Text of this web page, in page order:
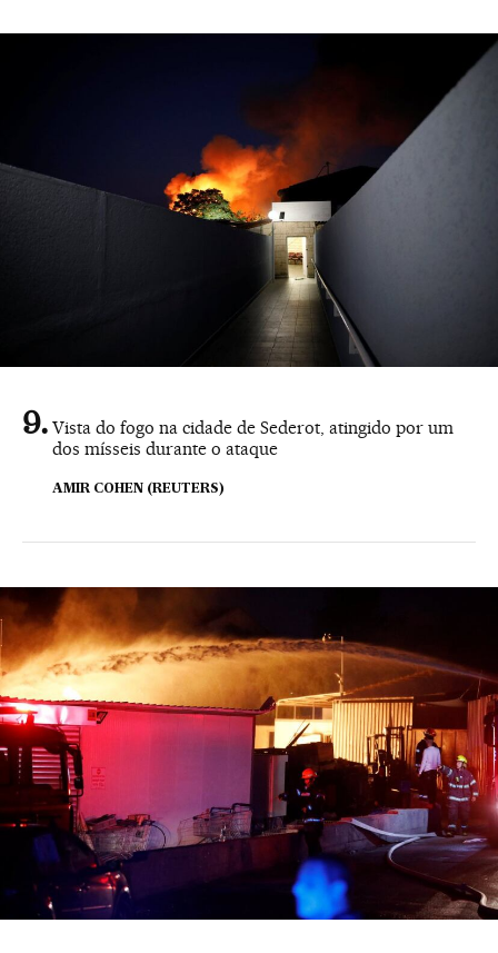
Vista do fogo na cidade de Sederot, atingido por um
dos mísseis durante o ataque
AMIR COHEN (REUTERS)